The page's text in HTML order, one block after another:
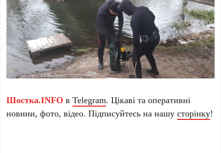
Шостка.INFO вTelegram. Цікаві та оперативні
новини, фото, відео. Підписуйтесь на нашусторінку!